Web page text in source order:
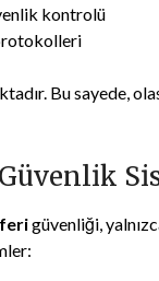
kontrolü
Bu sayede,
güvenliği,